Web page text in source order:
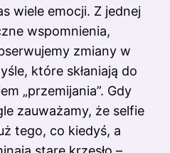
wiele emocji. Z jednej
wspomnienia,
zmiany w
które skłaniają do
„przemijania”. Gdy
zauważamy, że selfie
tego, co kiedyś, a